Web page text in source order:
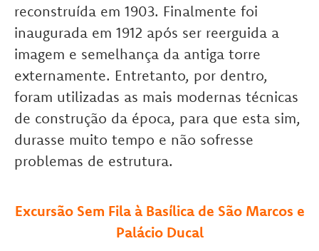
reconstruída em 1903. Finalmente foi
inaugurada em 1912 após ser reerguida a
imagem e semelhança da antiga torre
externamente. Entretanto, por dentro,
foram utilizadas as mais modernas técnicas
de construção da época, para que esta sim,
durasse muito tempo e não sofresse
problemas de estrutura.
Excursão Sem Fila à Basílica de São Marcos e
Palácio Ducal